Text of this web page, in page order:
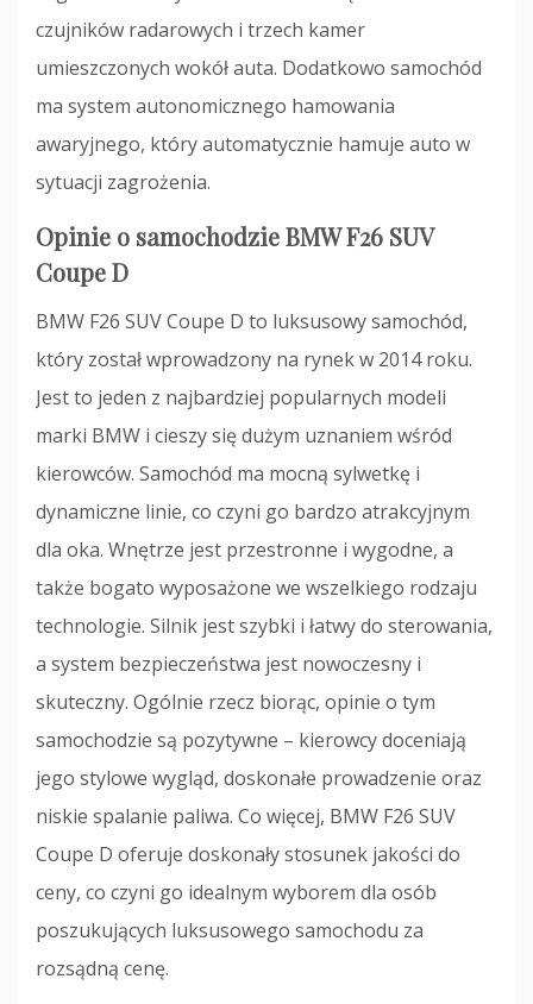
czujników radarowych i trzech kamer
umieszczonych wokół auta. Dodatkowo samochód
ma system autonomicznego hamowania
awaryjnego, który automatycznie hamuje auto w
sytuacji zagrożenia.
Opinie o samochodzie BMW F26 SUV
Coupe D
BMW F26 SUV Coupe D to luksusowy samochód,
który został wprowadzony na rynek w 2014 roku.
Jest to jeden z najbardziej popularnych modeli
marki BMW i cieszy się dużym uznaniem wśród
kierowców. Samochód ma mocną sylwetkę i
dynamiczne linie, co czyni go bardzo atrakcyjnym
dla oka. Wnętrze jest przestronne i wygodne, a
także bogato wyposażone we wszelkiego rodzaju
technologie. Silnik jest szybki i łatwy do sterowania,
a system bezpieczeństwa jest nowoczesny i
skuteczny. Ogólnie rzecz biorąc, opinie o tym
samochodzie są pozytywne – kierowcy doceniają
jego stylowe wygląd, doskonałe prowadzenie oraz
niskie spalanie paliwa. Co więcej, BMW F26 SUV
Coupe D oferuje doskonały stosunek jakości do
ceny, co czyni go idealnym wyborem dla osób
poszukujących luksusowego samochodu za
rozsądną cenę.